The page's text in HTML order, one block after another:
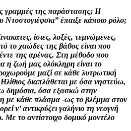
γραμμές της παράστασης; Η
Ντοστογιέφσκι” έπαιξε κάποιο ρόλο;
ίσιες, λοξές, τεμνώμενες,
το χαώδες της βάθος είναι που
της αρένας. Στη μέθοδο που
η ζωή μας ολόκληρη είναι το
μαζί σε κάθε λυτρωτική
διαπλάθεται με όσα νηστεύω,
δημόσια, όσα εξασκώ στην
με κάθε πλάσμα -ως το βλέμμα στον
ν’ αντικρύζει γαλήνιο τη νεογνή
το αντίστοιχο δομικό μοντέλο